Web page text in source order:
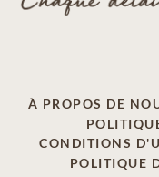
À PROPOS DE
CONDITIONS
POLITIQUE